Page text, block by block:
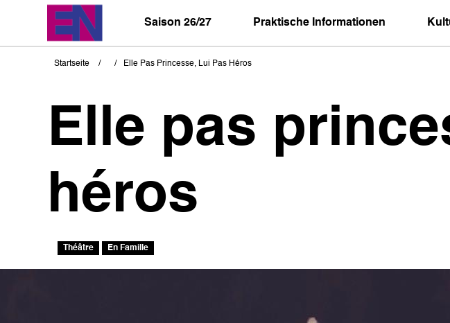
Saison 26/27 Praktische Informationen
Pfadnavigation
Startseite Elle Pas Princesse, Lui Pas Héros
Elle pas
héros
Théâtre En Famille